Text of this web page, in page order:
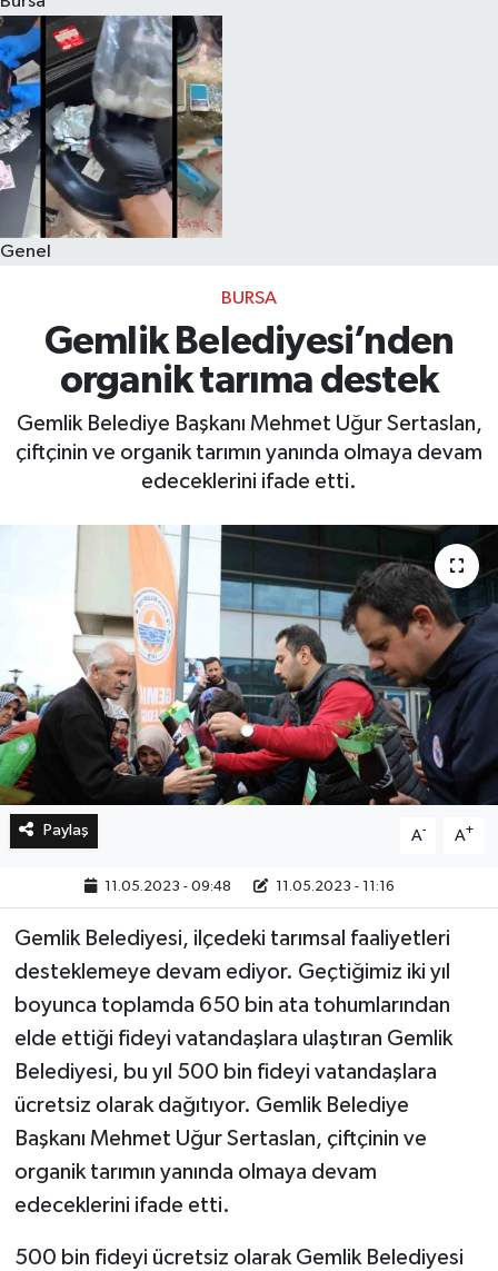
Genel
BURSA
Gemlik Belediyesi’nden
organik tarıma destek
Gemlik Belediye Başkanı Mehmet Uğur Sertaslan,
çiftçinin ve organik tarımın yanında olmaya devam
edeceklerini ifade etti.
Paylaş A- A+
11.05.2023 - 09:48 11.05.2023 - 11:16
Gemlik Belediyesi, ilçedeki tarımsal faaliyetleri
desteklemeye devam ediyor. Geçtiğimiz iki yıl
boyunca toplamda 650 bin ata tohumlarından
elde ettiği fideyi vatandaşlara ulaştıran Gemlik
Belediyesi, bu yıl 500 bin fideyi vatandaşlara
ücretsiz olarak dağıtıyor. Gemlik Belediye
Başkanı Mehmet Uğur Sertaslan, çiftçinin ve
organik tarımın yanında olmaya devam
edeceklerini ifade etti.
500 bin fideyi ücretsiz olarak Gemlik Belediyesi
Eğitim
Sağlık
Dünya
Magazin
Kültür & Sanat
Teknoloji
Bilim
Bilim, Teknoloji